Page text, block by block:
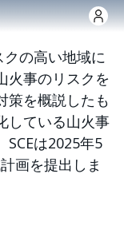
クの高い地域に
火事のリスクを
策を概説したも
している山火事
は2025年5
画を提出しま